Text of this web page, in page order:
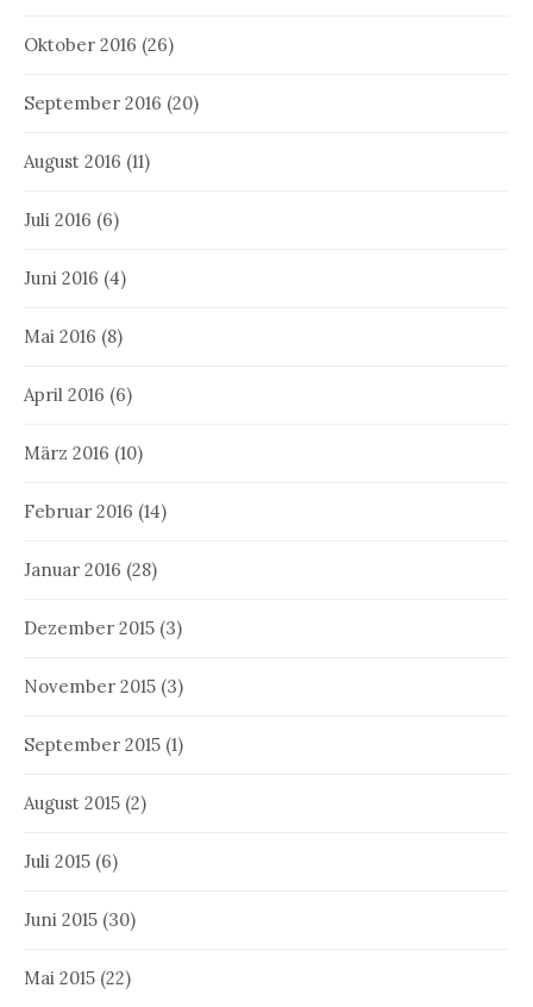
Oktober 2016 (26)
September 2016 (20)
August 2016 (11)
Juli 2016 (6)
Juni 2016 (4)
Mai 2016 (8)
April 2016 (6)
März 2016 (10)
Februar 2016 (14)
Januar 2016 (28)
Dezember 2015 (3)
November 2015 (3)
September 2015 (1)
August 2015 (2)
Juli 2015 (6)
Juni 2015 (30)
Mai 2015 (22)